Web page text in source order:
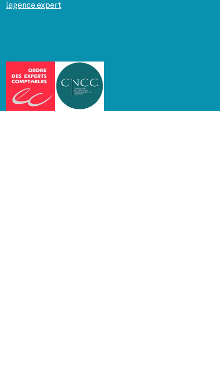
lagence.expert